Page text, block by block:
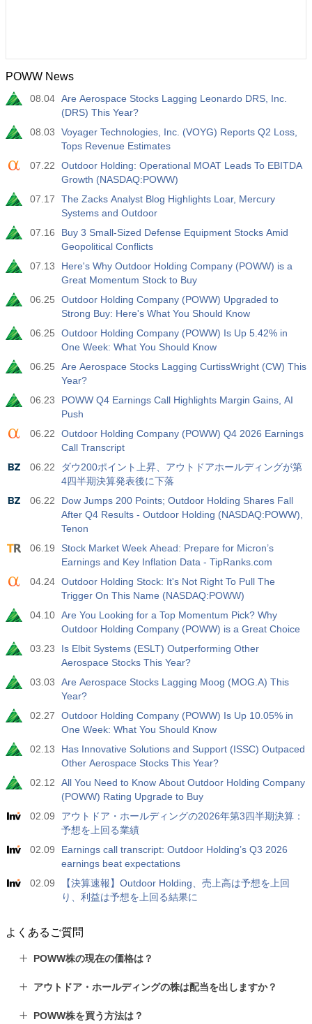
POWW News
08.04 Are Aerospace Stocks Lagging Leonardo DRS, Inc.
(DRS) This Year?
08.03
Voyager Technologies, Inc. (VOYG) Reports Q2 Loss,
Tops Revenue Estimates
07.22
Outdoor Holding: Operational MOAT Leads To EBITDA
Growth (NASDAQ:POWW)
07.17
The Zacks Analyst Blog Highlights Loar, Mercury
Systems and Outdoor
07.16
Buy 3 Small-Sized Defense Equipment Stocks Amid
Geopolitical Conflicts
07.13
Here's Why Outdoor Holding Company (POWW) is a
Great Momentum Stock to Buy
06.25
Outdoor Holding Company (POWW) Upgraded to
Strong Buy: Here's What You Should Know
06.25
Outdoor Holding Company (POWW) Is Up 5.42% in
One Week: What You Should Know
06.25
Are Aerospace Stocks Lagging CurtissWright (CW) This
Year?
06.23
POWW Q4 Earnings Call Highlights Margin Gains, AI
Push
06.22
Outdoor Holding Company (POWW) Q4 2026 Earnings
Call Transcript
06.22
ダウ200ポイント上昇、アウトドアホールディングが第
4四半期決算発表後に下落
06.22
Dow Jumps 200 Points; Outdoor Holding Shares Fall
After Q4 Results - Outdoor Holding (NASDAQ:POWW),
Tenon
06.19
Stock Market Week Ahead: Prepare for Micron’s
Earnings and Key Inflation Data - TipRanks.com
04.24 Outdoor Holding Stock: It's Not Right To Pull The
Trigger On This Name (NASDAQ:POWW)
04.10 Are You Looking for a Top Momentum Pick? Why
Outdoor Holding Company (POWW) is a Great Choice
03.23
Is Elbit Systems (ESLT) Outperforming Other
Aerospace Stocks This Year?
03.03
Are Aerospace Stocks Lagging Moog (MOG.A) This
Year?
02.27
Outdoor Holding Company (POWW) Is Up 10.05% in
One Week: What You Should Know
02.13
Has Innovative Solutions and Support (ISSC) Outpaced
Other Aerospace Stocks This Year?
02.12
All You Need to Know About Outdoor Holding Company
(POWW) Rating Upgrade to Buy
02.09
アウトドア・ホールディングの2026年第3四半期決算：
予想を上回る業績
02.09
Earnings call transcript: Outdoor Holding’s Q3 2026
earnings beat expectations
02.09
【決算速報】Outdoor Holding、売上高は予想を上回
り、利益は予想を上回る結果に
よくあるご質問
POWW株の現在の価格は？
アウトドア・ホールディングの株は配当を出しますか？
POWW株を買う方法は？